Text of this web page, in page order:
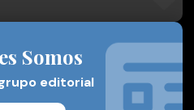
Somos
editorial